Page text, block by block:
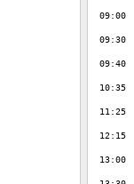
09:00
09:30
09:40
10:35
11:25
12:15
13:00